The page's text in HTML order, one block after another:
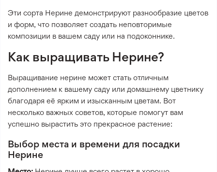
Эти сорта Нерине демонстрируют разнообразие цветов
и форм, что позволяет создать неповторимые
композиции в вашем саду или на подоконнике.
Как выращивать Нерине?
Выращивание нерине может стать отличным
дополнением к вашему саду или домашнему цветнику
благодаря её ярким и изысканным цветам. Вот
несколько важных советов, которые помогут вам
успешно вырастить это прекрасное растение:
Выбор места и времени для посадки
Нерине